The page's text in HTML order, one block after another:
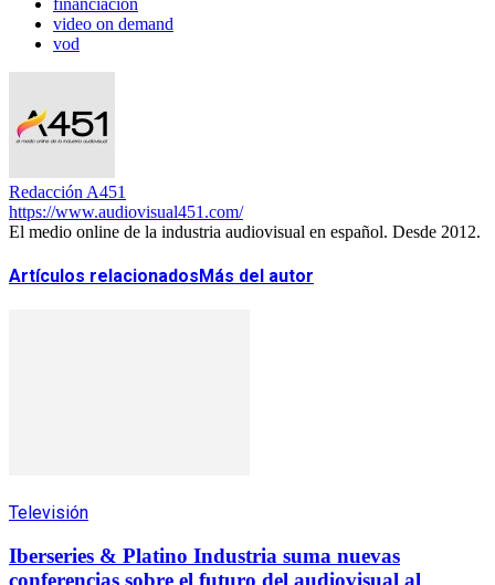
video on demand
vod
Redacción A451
https://www.audiovisual451.com/
El medio online de la industria audiovisual en español. Desde 2012.
Artículos relacionadosMás del autor
Televisión
Iberseries & Platino Industria suma nuevas
conferencias sobre el futuro del audiovisual al